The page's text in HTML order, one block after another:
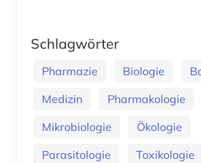
Schlagwörter
Pharmazie Biologie
Medizin
Pharmakologie
Mikrobiologie
Ökologie
Parasitologie
Toxikologie